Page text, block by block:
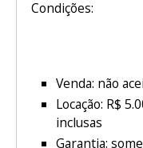
Condições:
Venda: não
Locação: R$
inclusas
Garantia: